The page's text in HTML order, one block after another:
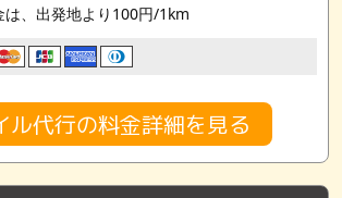
は、出発地より100円/1km
ル代行の料金詳細を見る